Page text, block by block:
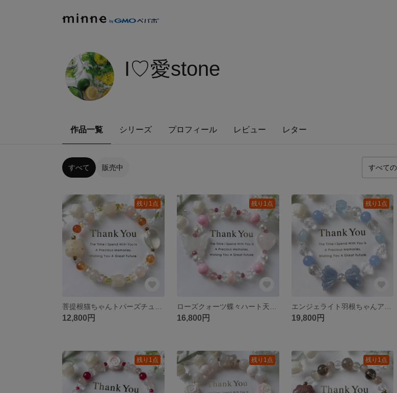
I♡愛stone
作品一覧 シリーズ プロフィール レビュー レター
すべて 販売中
残り1点
12,800円
残り1点
16,800円
残り1点
19,800円
残り1点 残り1点 残り1点